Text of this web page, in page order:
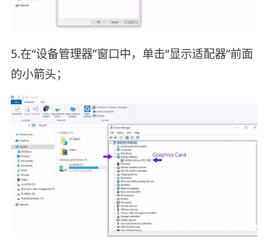
5.在“设备管理器”窗口中，单击“显示适配器”前面
的小箭头；